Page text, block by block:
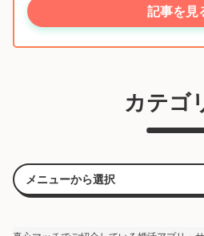
記事を見
カテゴ